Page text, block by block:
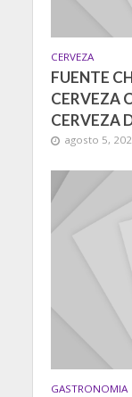
CERVEZA
FUENTE
CERVEZA
CERVEZA
agosto 5,
GASTRONOMIA